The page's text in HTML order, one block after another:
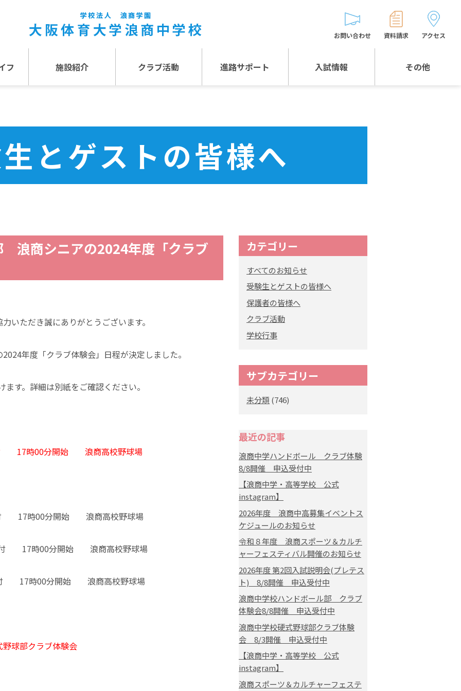
フ 施設紹介 クラブ活動 進路サポート 入試情報 その他
お問い合わせ 資料請求 アクセス
とゲストの皆様へ
浪商シニアの2024年度「クラブ
いただき誠にありがとうございます。
年度「クラブ体験会」日程が決定しました。
す。詳細は別紙をご確認ください。
17時00分開始 浪商高校野球場
17時00分開始 浪商高校野球場
17時00分開始 浪商高校野球場
17時00分開始 浪商高校野球場
球部クラブ体験会
カテゴリー
すべてのお知らせ
受験生とゲストの皆様へ
保護者の皆様へ
クラブ活動
学校行事
サブカテゴリー
未分類 (746)
最近の記事
浪商中学ハンドボール クラブ体験
8/8開催 申込受付中
【浪商中学・高等学校 公式
instagram】
2026年度 浪商中高募集イベントス
ケジュールのお知らせ
令和８年度 浪商スポーツ＆カルチ
ャーフェスティバル開催のお知らせ
2026年度 第2回入試説明会(プレテス
ト) 8/8開催 申込受付中
浪商中学校ハンドボール部 クラブ
体験会8/8開催 申込受付中
浪商中学校硬式野球部クラブ体験
会 8/3開催 申込受付中
【浪商中学・高等学校 公式
instagram】
浪商スポーツ＆カルチャーフェステ